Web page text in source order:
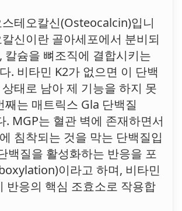
테오칼신(Osteocalcin)입니
신이란 골아세포에서 분비되
칼슘을 뼈조직에 결합시키는
. 비타민 K2가 없으면 이 단백
태로 남아 제 기능을 하지 못
째는 매트릭스 Gla 단백질
. MGP는 혈관 벽에 존재하면서
침착되는 것을 막는 단백질입
백질을 활성화하는 반응을 포
이라고 하며, 비타민
반응의 핵심 조효소로 작용합